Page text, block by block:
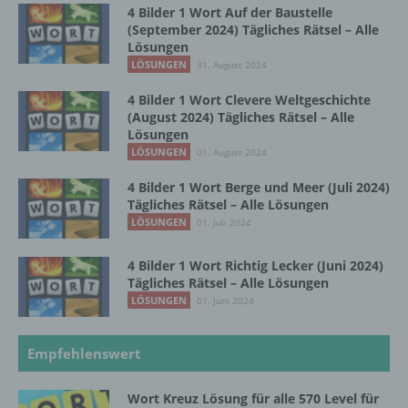
4 Bilder 1 Wort Auf der Baustelle
(September 2024) Tägliches Rätsel – Alle
Lösungen
LÖSUNGEN 31. August 2024
4 Bilder 1 Wort Clevere Weltgeschichte
(August 2024) Tägliches Rätsel – Alle
Lösungen
LÖSUNGEN 01. August 2024
4 Bilder 1 Wort Berge und Meer (Juli 2024)
Tägliches Rätsel – Alle Lösungen
LÖSUNGEN 01. Juli 2024
4 Bilder 1 Wort Richtig Lecker (Juni 2024)
Tägliches Rätsel – Alle Lösungen
LÖSUNGEN 01. Juni 2024
Empfehlenswert
Wort Kreuz Lösung für alle 570 Level für
Sind die Zwecke und Mittel dieser
Verarbeitung durch das Unionsrecht oder
das Recht der Mitgliedstaaten vorgegeben,
so kann der Verantwortliche
beziehungsweise können die bestimmten
Kriterien seiner Benennung nach dem
Unionsrecht oder dem Recht der
Mitgliedstaaten vorgesehen werden.
h) Auftragsverarbeiter
juristische Person, Behörde, Einrichtung
oder andere Stelle, die personenbezogene
Daten im Auftrag des Verantwortlichen